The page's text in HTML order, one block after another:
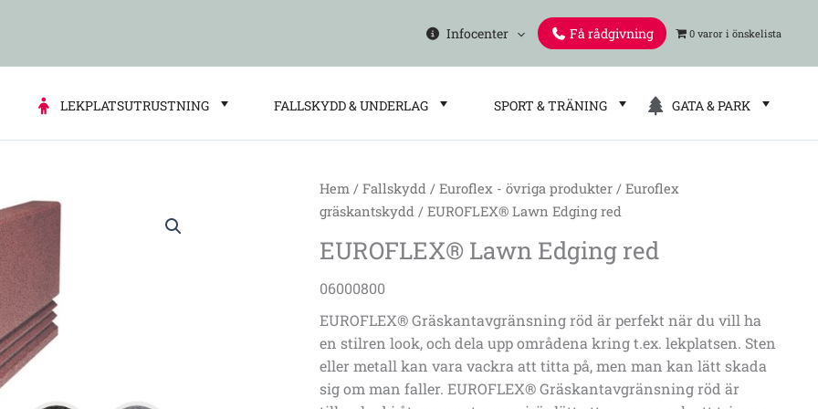
Infocenter Få rådgivning 0 varor
LEKPLATSUTRUSTNING FALLSKYDD & UNDERLAG SPORT & TRÄNING GATA & PARK
Hem /Fallskydd /Euroflex - övriga produkter /Euroflex
gräskantskydd / EUROFLEX® Lawn Edging red
EUROFLEX® Lawn Edging red
06000800
EUROFLEX® Gräskantavgränsning röd är perfekt när du vill ha
en stilren look, och dela upp områdena kring t.ex. lekplatsen. Sten
eller metall kan vara vackra att titta på, men man kan lätt skada
sig om man faller. EUROFLEX® Gräskantavgränsning röd är
EUROFLEX®
Edging
mängd